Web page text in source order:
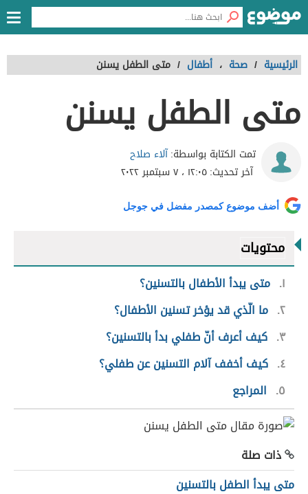
الرئيسية / صحة ، أطفال / متى الطفل يسنن
متى الطفل يسنن
تمت الكتابة بواسطة:آلاء صلاح
آخر تحديث:١٢:٠٥ ، ٧ سبتمبر ٢٠٢٢
أضف موضوع كمصدر مفضل في جوجل
محتويات
١ متى يبدأ الأطفال بالتسنين؟
٢ ما الّذي قد يؤخر تسنين الأطفال؟
٣ كيف أعرف أنّ طفلي بدأ بالتسنين؟
٤ كيف أخفف آلام التسنين عن طفلي؟
٥
المراجع
ذات صلة
متى يبدأ الطفل بالتسنين